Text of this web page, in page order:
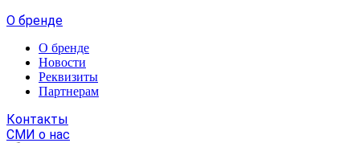
О бренде
О бренде
Новости
Реквизиты
Партнерам
Контакты
СМИ о нас